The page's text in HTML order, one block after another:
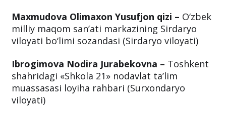
Maxmudova Olimaxon Yusufjon qizi – O‘zbek
milliy maqom san’ati markazining Sirdaryo
viloyati bo‘limi sozandasi (Sirdaryo viloyati)
Ibrogimova Nodira Jurabekovna – Toshkent
shahridagi «Shkola 21» nodavlat ta’lim
muassasasi loyiha rahbari (Surxondaryo
viloyati)